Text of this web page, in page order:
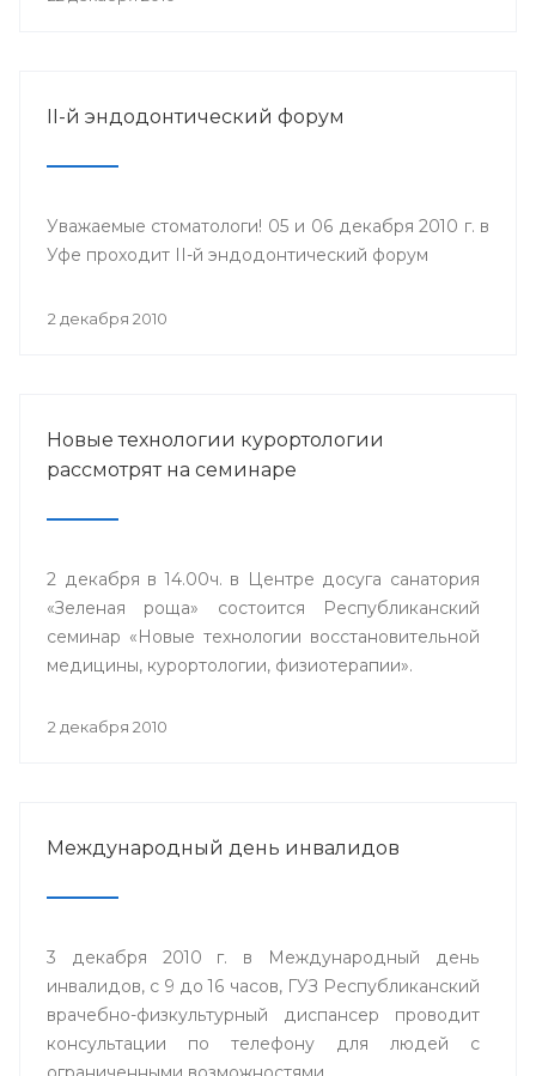
II-й эндодонтический форум
Уважаемые стоматологи! 05 и 06 декабря 2010 г. в
Уфе проходит II-й эндодонтический форум
2 декабря 2010
Новые технологии курортологии
рассмотрят на семинаре
2 декабря в 14.00ч. в Центре досуга санатория
«Зеленая роща» состоится Республиканский
семинар «Новые технологии восстановительной
медицины, курортологии, физиотерапии».
2 декабря 2010
Международный день инвалидов
3 декабря 2010 г. в Международный день
инвалидов, с 9 до 16 часов, ГУЗ Республиканский
врачебно-физкультурный диспансер проводит
консультации по телефону для людей с